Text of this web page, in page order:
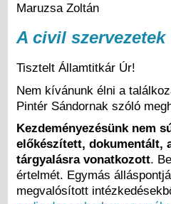
Maruzsa Zoltán
A civil szervezetek
Tisztelt Államtitkár Úr!
Nem kívánunk élni a
Pintér Sándornak szóló
Kezdeményezésünk nem
előkészített, dokumentált,
tárgyalásra vonatkozott.
értelmét. Egymás
megvalósított